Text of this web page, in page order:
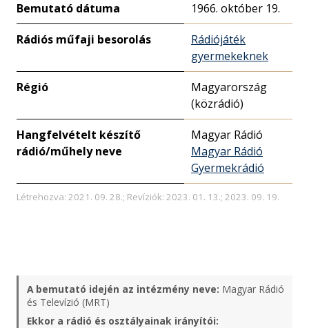
Bemutató dátuma 1966. október 19.
Rádiós műfaji besorolás
Rádiójáték
gyermekeknek
Régió
Magyarország
(közrádió)
Hangfelvételt készítő
rádió/műhely neve
Magyar Rádió
Magyar Rádió
Gyermekrádió
Létrehozva: 2021. 09. 28.; Revíziók: 2023. 01. 13.; 2023. 09. 19.
A bemutató idején az intézmény neve: Magyar Rádió
és Televízió (MRT)
Ekkor a rádió és osztályainak irányítói: